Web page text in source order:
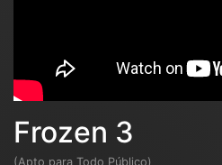
Frozen 3
(Apto para Todo Público)